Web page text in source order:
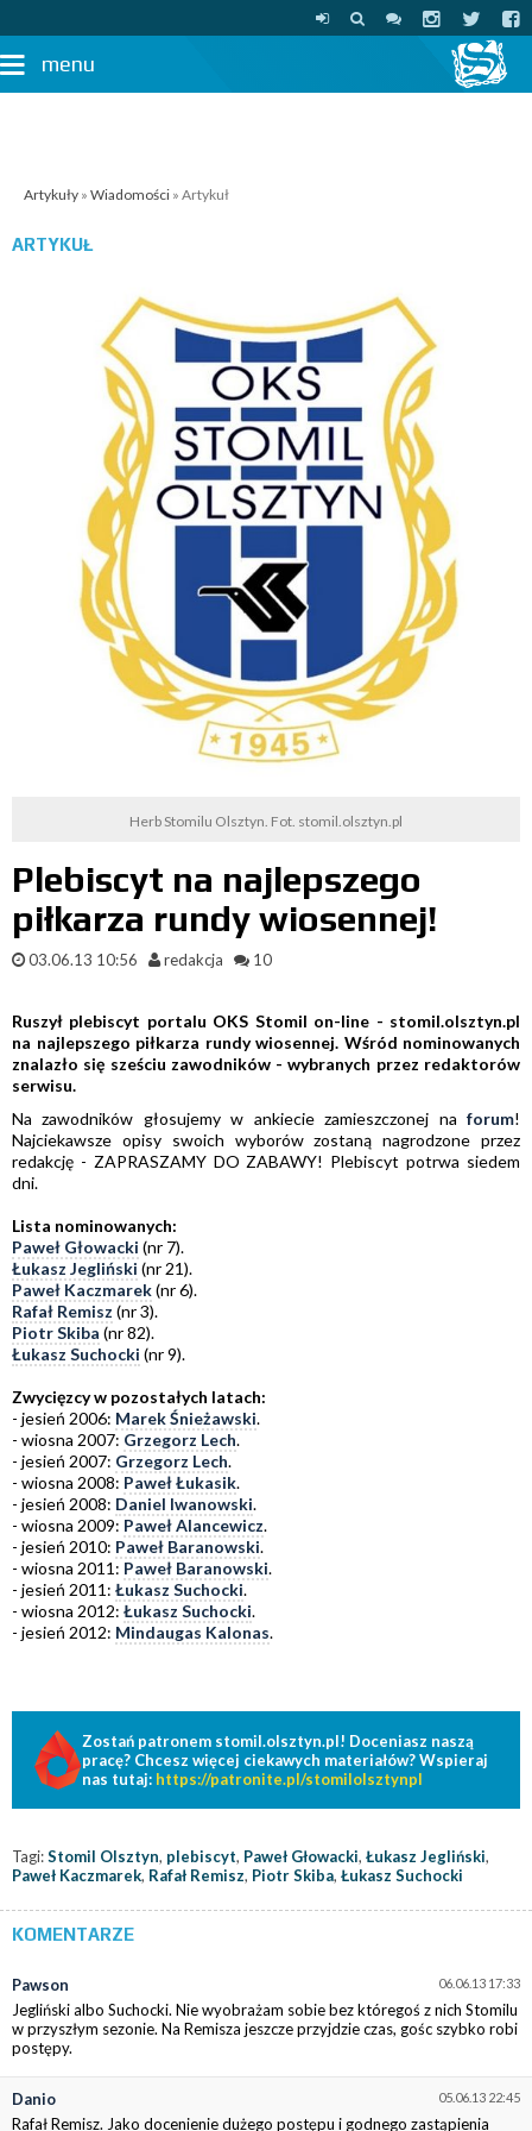
menu
Artykuły » Wiadomości » Artykuł
ARTYKUŁ
Herb Stomilu Olsztyn. Fot. stomil.olsztyn.pl
Plebiscyt na najlepszego
piłkarza rundy wiosennej!
03.06.13 10:56 redakcja 10
Ruszył plebiscyt portalu OKS Stomil on-line - stomil.olsztyn.pl
na najlepszego piłkarza rundy wiosennej. Wśród nominowanych
znalazło się sześciu zawodników - wybranych przez redaktorów
serwisu.
Na zawodników głosujemy w ankiecie zamieszczonej na forum!
Najciekawsze opisy swoich wyborów zostaną nagrodzone przez
redakcję - ZAPRASZAMY DO ZABAWY! Plebiscyt potrwa siedem
dni.
Lista nominowanych:
Paweł Głowacki (nr 7).
Łukasz Jegliński (nr 21).
Paweł Kaczmarek(nr 6).
Rafał Remisz (nr 3).
Piotr Skiba (nr 82).
Łukasz Suchocki (nr 9).
Zwycięzcy w pozostałych latach:
- jesień 2006: Marek Śnieżawski.
- wiosna 2007: Grzegorz Lech.
- jesień 2007: Grzegorz Lech.
- wiosna 2008: Paweł Łukasik.
- jesień 2008: Daniel Iwanowski.
- wiosna 2009: Paweł Alancewicz.
- jesień 2010: Paweł Baranowski.
- wiosna 2011: Paweł Baranowski.
- jesień 2011: Łukasz Suchocki.
- wiosna 2012: Łukasz Suchocki.
- jesień 2012: Mindaugas Kalonas.
Zostań patronem stomil.olsztyn.pl! Doceniasz naszą
pracę? Chcesz więcej ciekawych materiałów? Wspieraj
nas tutaj: https://patronite.pl/stomilolsztynpl
Tagi:Stomil Olsztyn, plebiscyt, Paweł Głowacki, Łukasz Jegliński,
Paweł Kaczmarek, Rafał Remisz, Piotr Skiba, Łukasz Suchocki
KOMENTARZE
06.06.13 17:33
Pawson
Jegliński albo Suchocki. Nie wyobrażam sobie bez któregoś z nich Stomilu
w przyszłym sezonie. Na Remisza jeszcze przyjdzie czas, gośc szybko robi
postępy.
05.06.13 22:45
Danio
Rafał Remisz. Jako docenienie dużego postępu i godnego zastąpienia